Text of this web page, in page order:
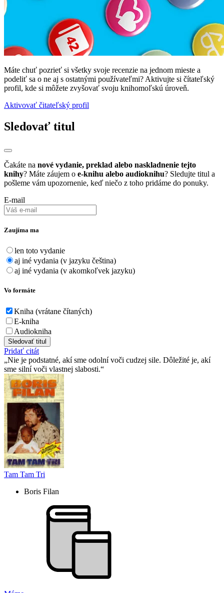
Máte chuť pozrieť si všetky svoje recenzie na jednom mieste a
podeliť sa o ne aj s ostatnými používateľmi? Aktivujte si čítateľský
profil, kde si môžete zvyšovať svoju knihomoľskú úroveň.
Aktivovať čitateľský profil
Sledovať titul
Čakáte na nové vydanie, preklad alebo naskladnenie tejto
knihy? Máte záujem o e-knihu alebo audioknihu? Sledujte titul a
pošleme vám upozornenie, keď niečo z toho pridáme do ponuky.
E-mail
Zaujíma ma
len toto vydanie
aj iné vydania (v jazyku čeština)
aj iné vydania (v akomkoľvek jazyku)
Vo formáte
Kniha (vrátane čítaných)
E-kniha
Audiokniha
Sledovať titul
Pridať citát
Nie je podstatné, akí sme odolní voči cudzej sile. Dôležité je, akí
sme silní voči vlastnej slabosti.
Tam Tam Tri
Boris Filan